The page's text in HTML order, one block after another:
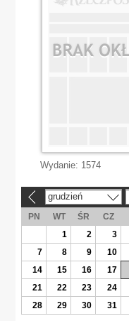
Wydanie: 1574
grudzień
PN WT ŚR CZ
1
2 3
7
8 9 10
14
15 16 17
21
22 23 24
28
29 30 31